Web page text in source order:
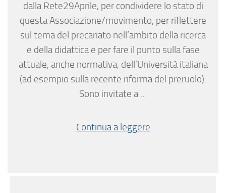
dalla Rete29Aprile, per condividere lo stato di
questa Associazione/movimento, per riflettere
sul tema del precariato nell’ambito della ricerca
e della didattica e per fare il punto sulla fase
attuale, anche normativa, dell’Università italiana
(ad esempio sulla recente riforma del preruolo).
Sono invitate a …
Continua a leggere